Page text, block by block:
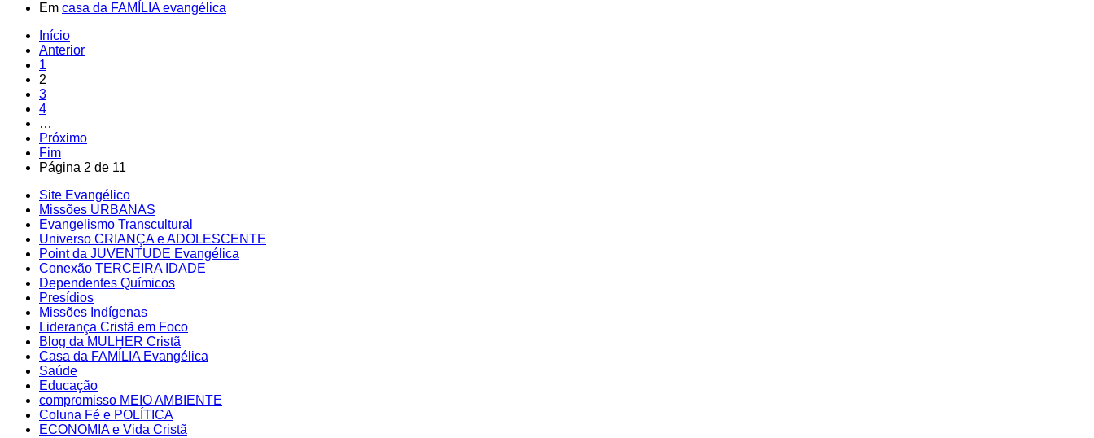
Em casa da FAMÍLIA evangélica
Início
Anterior
1
2
3
4
…
Próximo
Fim
Página 2 de 11
Site Evangélico
Missões URBANAS
Evangelismo Transcultural
Universo CRIANÇA e ADOLESCENTE
Point da JUVENTUDE Evangélica
Conexão TERCEIRA IDADE
Dependentes Químicos
Presídios
Missões Indígenas
Liderança Cristã em Foco
Blog da MULHER Cristã
Casa da FAMÍLIA Evangélica
Saúde
Educação
compromisso MEIO AMBIENTE
Coluna Fé e POLÍTICA
ECONOMIA e Vida Cristã